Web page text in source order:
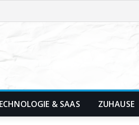
& SAAS ZUHAUSE